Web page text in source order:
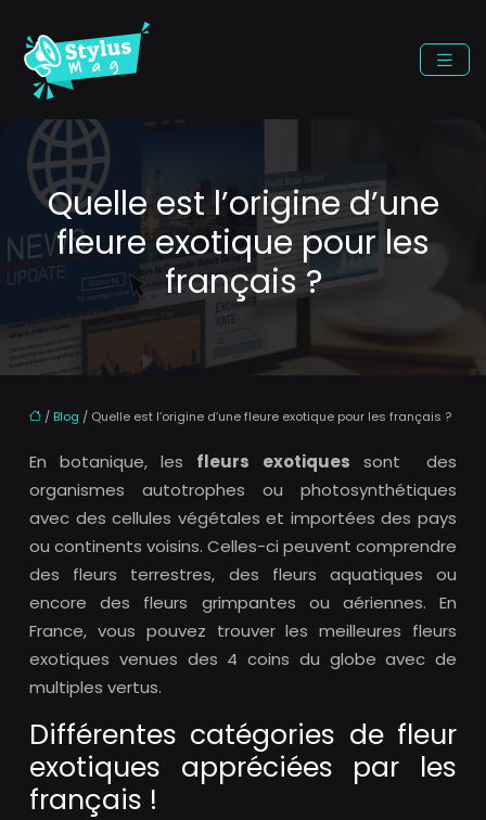
Quelle est l’origine d’une
fleure exotique pour les
français ?
/ Blog / Quelle est l’origine d’une fleure exotique pour les français ?
En botanique, les fleurs exotiques sont des
organismes autotrophes ou photosynthétiques
avec des cellules végétales et importées des pays
ou continents voisins. Celles-ci peuvent comprendre
des fleurs terrestres, des fleurs aquatiques ou
encore des fleurs grimpantes ou aériennes. En
France, vous pouvez trouver les meilleures fleurs
exotiques venues des 4 coins du globe avec de
multiples vertus.
Différentes catégories de fleur
exotiques appréciées par les
français !